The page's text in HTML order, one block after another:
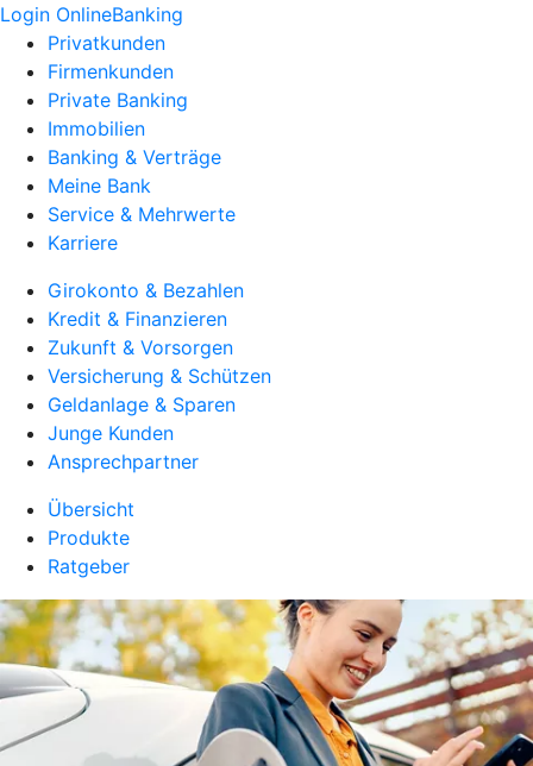
Login OnlineBanking
Privatkunden
Firmenkunden
Private Banking
Immobilien
Banking & Verträge
Meine Bank
Service & Mehrwerte
Karriere
Girokonto & Bezahlen
Kredit & Finanzieren
Zukunft & Vorsorgen
Versicherung & Schützen
Geldanlage & Sparen
Junge Kunden
Ansprechpartner
Übersicht
Produkte
Ratgeber